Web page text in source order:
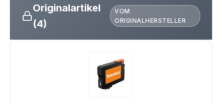
Originalartikel
(4)
VOM
ORIGINALHERSTELLER